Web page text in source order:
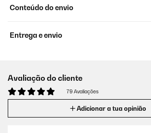
Conteúdo do envio
Entrega e envio
Avaliação do cliente
79 Avaliações
Adicionar a tua opinião